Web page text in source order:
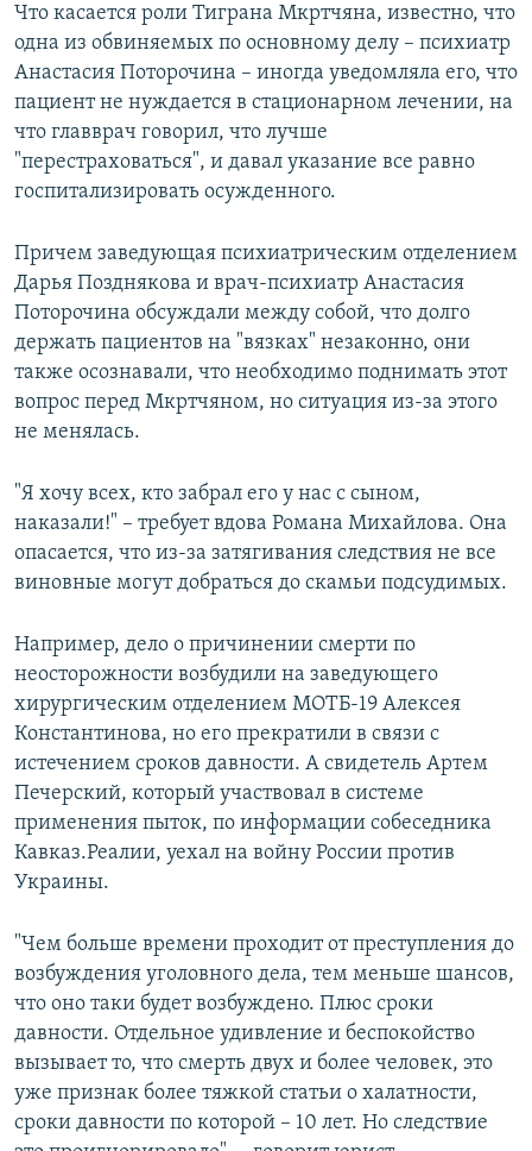
Что касается роли Тиграна Мкртчяна, известно, что
одна из обвиняемых по основному делу – психиатр
Анастасия Поторочина – иногда уведомляла его, что
пациент не нуждается в стационарном лечении, на
что главврач говорил, что лучше
"перестраховаться", и давал указание все равно
госпитализировать осужденного.
Причем заведующая психиатрическим отделением
Дарья Позднякова и врач-психиатр Анастасия
Поторочина обсуждали между собой, что долго
держать пациентов на "вязках" незаконно, они
также осознавали, что необходимо поднимать этот
вопрос перед Мкртчяном, но ситуация из-за этого
не менялась.
"Я хочу всех, кто забрал его у нас с сыном,
наказали!" – требует вдова Романа Михайлова. Она
опасается, что из-за затягивания следствия не все
виновные могут добраться до скамьи подсудимых.
Например, дело о причинении смерти по
неосторожности возбудили на заведующего
хирургическим отделением МОТБ-19 Алексея
Константинова, но его прекратили в связи с
истечением сроков давности. А свидетель Артем
Печерский, который участвовал в системе
применения пыток, по информации собеседника
Кавказ.Реалии, уехал на войну России против
Украины.
"Чем больше времени проходит от преступления до
возбуждения уголовного дела, тем меньше шансов,
что оно таки будет возбуждено. Плюс сроки
давности. Отдельное удивление и беспокойство
вызывает то, что смерть двух и более человек, это
уже признак более тяжкой статьи о халатности,
сроки давности по которой – 10 лет. Но следствие